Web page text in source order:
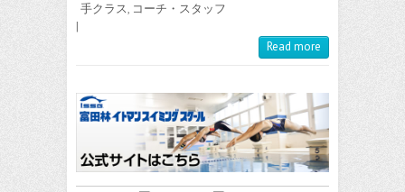
手クラス, コーチ・スタッフ
|
Read more